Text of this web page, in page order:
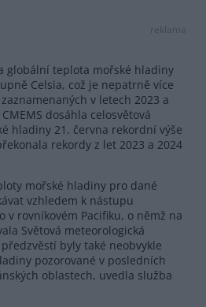
reklama
globální teplota mořské hladiny
Celsia, což je nepatrně více
v letech 2023 a
dosáhla celosvětová
hladiny 21. června rekordní výše
rekordy z let 2023 a 2024
mořské hladiny pro dané
vzhledem k nástupu
v rovníkovém Pacifiku, o němž na
Světová meteorologická
byly také neobvykle
pozorované v posledních
oblastech, uvedla služba